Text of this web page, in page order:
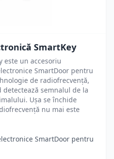
SmartKey
este un accesoriu
SmartDoor pentru
de radiofrecvență,
semnalul de la
Ușa se închide
nu mai este
SmartDoor pentru